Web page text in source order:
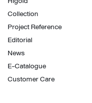
Collection
Project Reference
Editorial
News
E-Catalogue
Customer Care